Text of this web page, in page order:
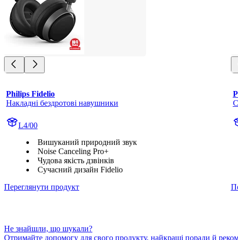
Philips Fidelio
Накладні бездротові навушники
L4/00
Вишуканий природний звук
Noise Canceling Pro+
Чудова якість дзвінків
Сучасний дизайн Fidelio
Переглянути продукт
Не знайшли, що шукали?
Отримайте допомогу для свого продукту, найкращі поради й